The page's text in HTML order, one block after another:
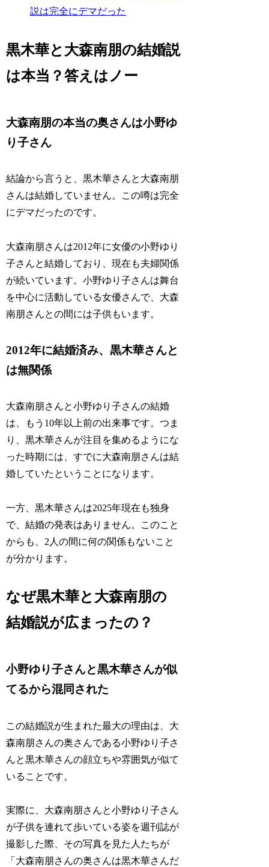
説は完全にデマだった
黒木華と大森南朋の結婚説
は本当？答えはノー
大森南朋の本当の奥さんは小野ゆ
り子さん
結論から言うと、黒木華さんと大森南朋
さんは結婚していません。この噂は完全
にデマだったのです。
大森南朋さんは2012年に女優の小野ゆり
子さんと結婚しており、現在も夫婦関係
が続いています。小野ゆり子さんは舞台
を中心に活動している女優さんで、大森
南朋さんとの間には子供もいます。
2012年に結婚済み、黒木華さんと
は無関係
大森南朋さんと小野ゆり子さんの結婚
は、もう10年以上前の出来事です。つま
り、黒木華さんが注目を集めるようにな
った時期には、すでに大森南朋さんは結
婚していたということになります。
一方、黒木華さんは2025年現在も独身
で、結婚の発表はありません。このこと
からも、2人の間に何の関係もないこと
が分かります。
なぜ黒木華と大森南朋の
結婚説が広まったの？
小野ゆり子さんと黒木華さんが似
てるから混同された
この結婚説が生まれた最大の理由は、大
森南朋さんの奥さんである小野ゆり子さ
んと黒木華さんの顔立ちや雰囲気が似て
いることです。
実際に、大森南朋さんと小野ゆり子さん
が子供を連れて歩いている姿を週刊誌が
撮影した際、その写真を見た人たちが
「大森南朋さんの奥さんは黒木華さんだ